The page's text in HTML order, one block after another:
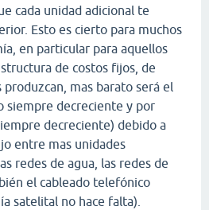
cada unidad adicional te
Esto es cierto para muchos
en particular para aquellos
de costos fijos, de
mas barato será el
siempre decreciente y por
decreciente) debido a
entre mas unidades
redes de agua, las redes de
el cableado telefónico
satelital no hace falta).